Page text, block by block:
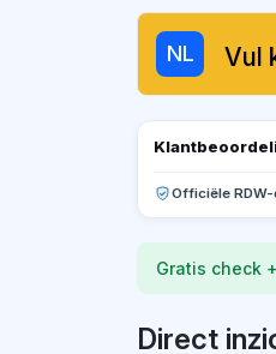
NL
Officiële
Gratis check +
Direct